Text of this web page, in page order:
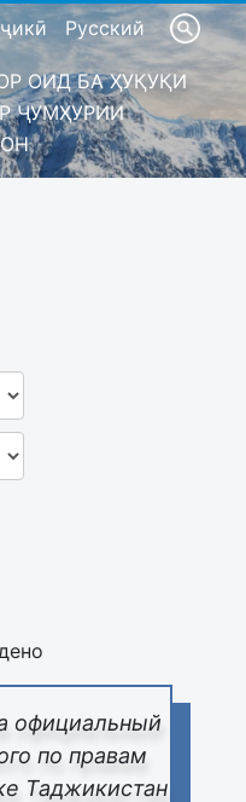
Русский
ОИД БА ҲУҚУҚИ
ҶУМҲУРИИ
официальный
по правам
Таджикистан